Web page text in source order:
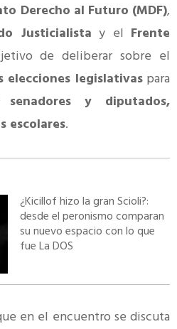
Derecho al Futuro (MDF),
Justicialista y el Frente
de deliberar sobre el
elecciones legislativaspara
senadores y diputados,
escolares.
¿Kicillof hizo la gran Scioli?:
desde el peronismo comparan
su nuevo espacio con lo que
fue La DOS
en el encuentro se discuta